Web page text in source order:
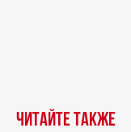
Читайте также